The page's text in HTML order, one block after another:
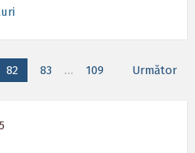
82 83 … 109 Următor